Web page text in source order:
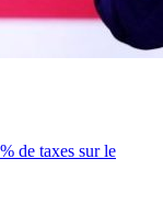
de taxes sur le